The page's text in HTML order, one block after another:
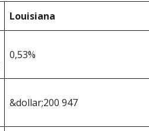
Louisiana
0,53%
&dollar;200 947